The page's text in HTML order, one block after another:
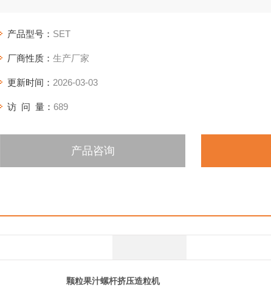
产品型号： SET
厂商性质： 生产厂家
更新时间： 2026-03-03
访 问 量： 689
产品咨询
颗粒果汁螺杆挤压造粒机